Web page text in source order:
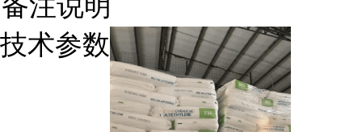
技术参数